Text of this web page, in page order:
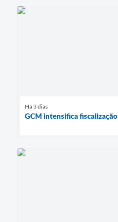
Há 3 dias
GCM intensifica fiscalização